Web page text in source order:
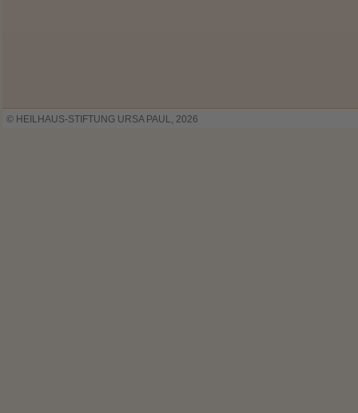
© HEILHAUS-STIFTUNG URSA PAUL, 2026